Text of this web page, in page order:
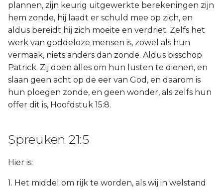
plannen, zijn keurig uitgewerkte berekeningen zijn
hem zonde, hij laadt er schuld mee op zich, en
aldus bereidt hij zich moeite en verdriet. Zelfs het
werk van goddeloze mensen is, zowel als hun
vermaak, niets anders dan zonde. Aldus bisschop
Patrick. Zij doen alles om hun lusten te dienen, en
slaan geen acht op de eer van God, en daarom is
hun ploegen zonde, en geen wonder, als zelfs hun
offer dit is, Hoofdstuk 15:8.
Spreuken 21:5
Hier is:
1. Het middel om rijk te worden, als wij in welstand